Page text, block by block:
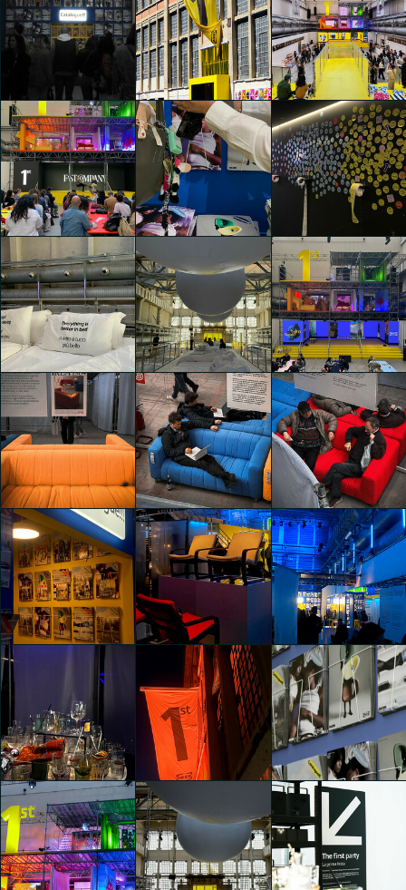
1st (First)
Elisa Schembri
1st (First)
Elisa Schembri
1st (First)
Elisa Schembri
1st (First)
Elisa Schembri
1st (First)
Paolo Giancarlo
Sesana
1st (First)
Paolo Giancarlo
Sesana
1st (First)
Cristina Ferrara
1st (First)
Cristina Ferrara
1st (First)
Cristina Ferrara
1st (First)
Cristina Ferrara
1st (First)
Cristina Ferrara
1st (First)
Thomas Garofalo
1st (First)
Thomas Garofalo
1st (First)
Thomas Garofalo
1st (First)
Thomas Garofalo
1st (First)
Mayar Farrag
1st (First)
Mayar Farrag
1st (First)
Mayar Farrag
1st (First)
1st (First)
1st (First)
José Manuel Toral